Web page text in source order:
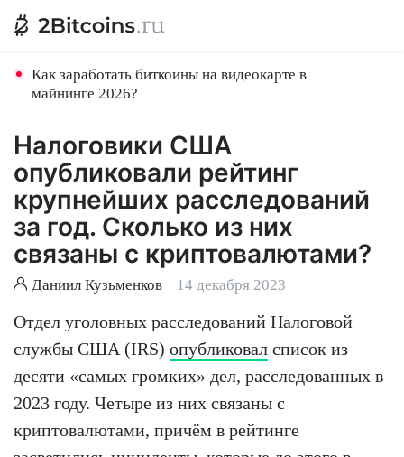
Как заработать биткоины на видеокарте в
майнинге 2026?
Налоговики США
опубликовали рейтинг
крупнейших расследований
за год. Сколько из них
связаны с криптовалютами?
Даниил Кузьменков 14 декабря 2023
Отдел уголовных расследований Налоговой
службы США (IRS) опубликовал список из
десяти «самых громких» дел, расследованных в
2023 году. Четыре из них связаны с
криптовалютами, причём в рейтинге